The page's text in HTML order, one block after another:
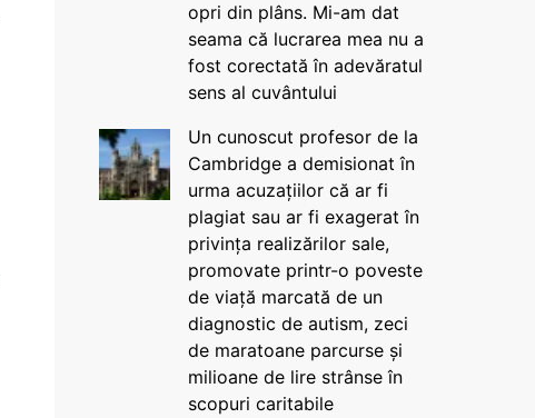
opri din plâns. Mi-am dat
seama că lucrarea mea nu a
fost corectată în adevăratul
sens al cuvântului
Un cunoscut profesor de la
Cambridge a demisionat în
urma acuzațiilor că ar fi
plagiat sau ar fi exagerat în
privința realizărilor sale,
promovate printr-o poveste
de viață marcată de un
diagnostic de autism, zeci
de maratoane parcurse și
milioane de lire strânse în
scopuri caritabile